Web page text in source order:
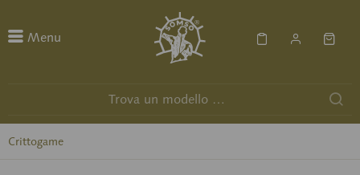
Menu
Crittogame